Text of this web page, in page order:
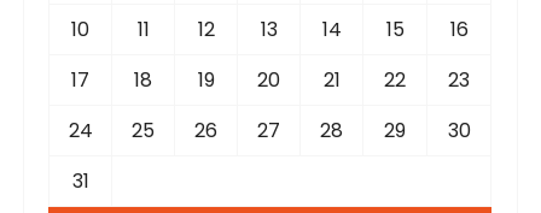
10
11 12 13 14 15
16
17
18 19 20 21 22
23
24
25 26 27 28 29
30
31